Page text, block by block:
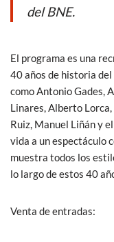
del BNE.
El programa es una
40 años de historia
como Antonio Gades,
Linares, Alberto
Ruiz, Manuel Liñán y
vida a un espectáculo
muestra todos los
lo largo de estos 40
Venta de entradas: